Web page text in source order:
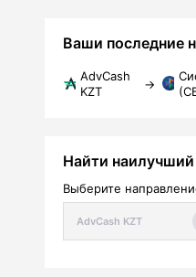
Ваши последние
AdvCash
KZT
→
Найти наилучший
Выберите